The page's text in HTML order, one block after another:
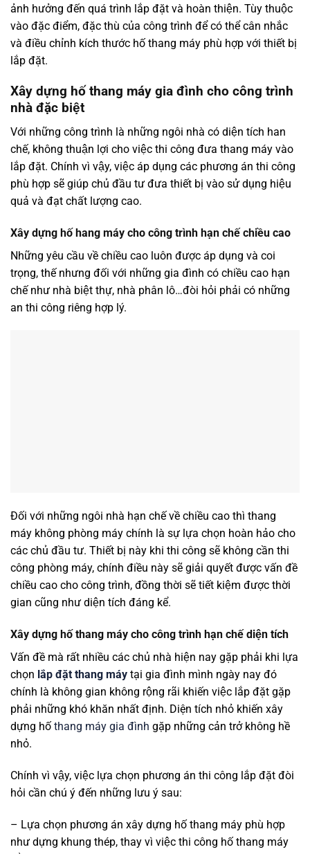
ảnh hưởng đến quá trình lắp đặt và hoàn thiện. Tùy thuộc
vào đặc điểm, đặc thù của công trình để có thể cân nhắc
và điều chỉnh kích thước hố thang máy phù hợp với thiết bị
lắp đặt.
Xây dựng hố thang máy gia đình cho công trình
nhà đặc biệt
Với những công trình là những ngôi nhà có diện tích han
chế, không thuận lợi cho việc thi công đưa thang máy vào
lắp đặt. Chính vì vậy, việc áp dụng các phương án thi công
phù hợp sẽ giúp chủ đầu tư đưa thiết bị vào sử dụng hiệu
quả và đạt chất lượng cao.
Xây dựng hố hang máy cho công trình hạn chế chiều cao
Những yêu cầu về chiều cao luôn được áp dụng và coi
trọng, thế nhưng đối với những gia đình có chiều cao hạn
chế như nhà biệt thự, nhà phân lô…đòi hỏi phải có những
an thi công riêng hợp lý.
Đối với những ngôi nhà hạn chế về chiều cao thì thang
máy không phòng máy chính là sự lựa chọn hoàn hảo cho
các chủ đầu tư. Thiết bị này khi thi công sẽ không cần thi
công phòng máy, chính điều này sẽ giải quyết được vấn đề
chiều cao cho công trình, đồng thời sẽ tiết kiệm được thời
gian cũng như diện tích đáng kể.
Xây dựng hố thang máy cho công trình hạn chế diện tích
Vấn đề mà rất nhiều các chủ nhà hiện nay gặp phải khi lựa
chọn lắp đặt thang máy tại gia đình mình ngày nay đó
chính là không gian không rộng rãi khiến việc lắp đặt gặp
phải những khó khăn nhất định. Diện tích nhỏ khiến xây
dựng hốthang máy gia đình gặp những cản trở không hề
nhỏ.
Chính vì vậy, việc lựa chọn phương án thi công lắp đặt đòi
hỏi cần chú ý đến những lưu ý sau:
– Lựa chọn phương án xây dựng hố thang máy phù hợp
như dựng khung thép, thay vì việc thi công hố thang máy